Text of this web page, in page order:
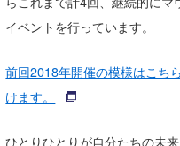
イベントを行っています。
前回2018年開催の模様はこち
けます。
ひとりひとりが自分たちの未
ライター/寄稿メディア
Core Surf Japan
Naoya Kimoto
メディア
波伝説アンバサダー/プロラ